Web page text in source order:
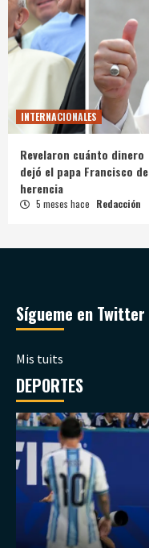
INTERNACIONALES
Revelaron cuánto dinero
dejó el papa Francisco de
herencia
5 meses hace Redacción
Sígueme en Twitter
Mis tuits
DEPORTES